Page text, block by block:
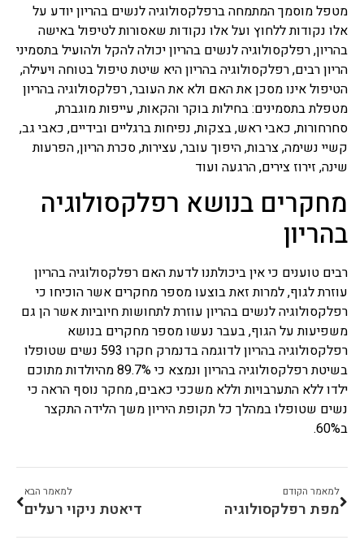
מטפל מוסמך המתמחה ברפלקסולוגיה לנשים בהריון יודע על
אלו נקודות ללחוץ ועל אלו נקודות שאסורות לטיפול באישה
בהריון, רפלקסולוגיה לנשים בהריון יכולה להקל ולהועיל בתסמיני
הריון רבים, רפלקסולוגיה בהריון היא שיטת טיפול בטוחה ויעילה,
הטיפול אינו מסכן את האם ולא את העובר, רפלקסולוגיה בהריון
מטפלת בתסמינים: בחילות בוקר והקאות, עייפות מוגברת,
סחרחורות, כאבי ראש, בצקות, נפיחות ברגליים ובידיים, כאבי גב,
קשיי נשימה, צרבות, היפוך עובר, עצירות, סכרת הריון, הפרעות
שינה, זירוז צירים, הרגעה ועוד
מחקרים בנושא רפלקסולוגיה
בהריון
רבים טוענים כי אין ביכולתנו לדעת האם רפלקסולוגיה בהריון
עוזרת לגוף, למרות זאת בוצעו מספר מחקרים אשר הוכיחו כי
רפלקסולוגיה לנשים בהריון עוזרת לתחושות חיוביות אשר הן גם
משפיעות על הגוף, בעבר נעשו מספר מחקרים בנושא
רפלקסולוגיה בהריון לדוגמה בדנמרק חקרו 593 נשים שטופלו
בשיטת רפלקסולוגיה בהריון ונמצא כי 89.7% מהיולדות מתוכם
ילדו ללא התערבויות וללא משככי כאבים, מחקר נוסף הראה כי
נשים שטופלו במהלך כל תקופת היריון משך הלידה התקצר
ב60%.
למאמר הקודם
מפת רפלקסולוגיה
למאמר הבא
דיאטת ניקוי רעלים